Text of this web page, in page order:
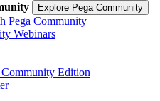
Explore Pega Community
Pega Community
Webinars
Edition